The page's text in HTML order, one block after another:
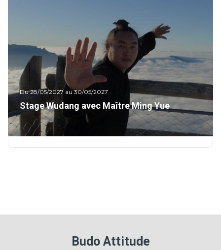
Du 28/05/2027 au 30/05/2027
Stage Wudang avec Maître Ming Yue
Budo Attitude